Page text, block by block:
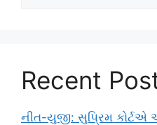
Recent
નીત-યુજી: સુપ્રિમ